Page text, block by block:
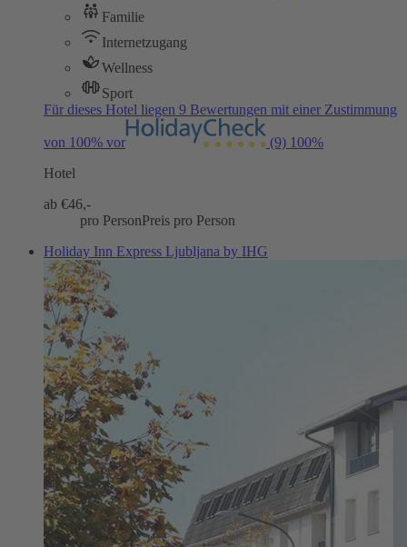
Familie
Internetzugang
Wellness
Sport
Für dieses Hotel liegen 9 Bewertungen mit einer Zustimmung
von 100% vor (9) 100%
Hotel
ab €46,-
pro PersonPreis pro Person
Holiday Inn Express Ljubljana by IHG